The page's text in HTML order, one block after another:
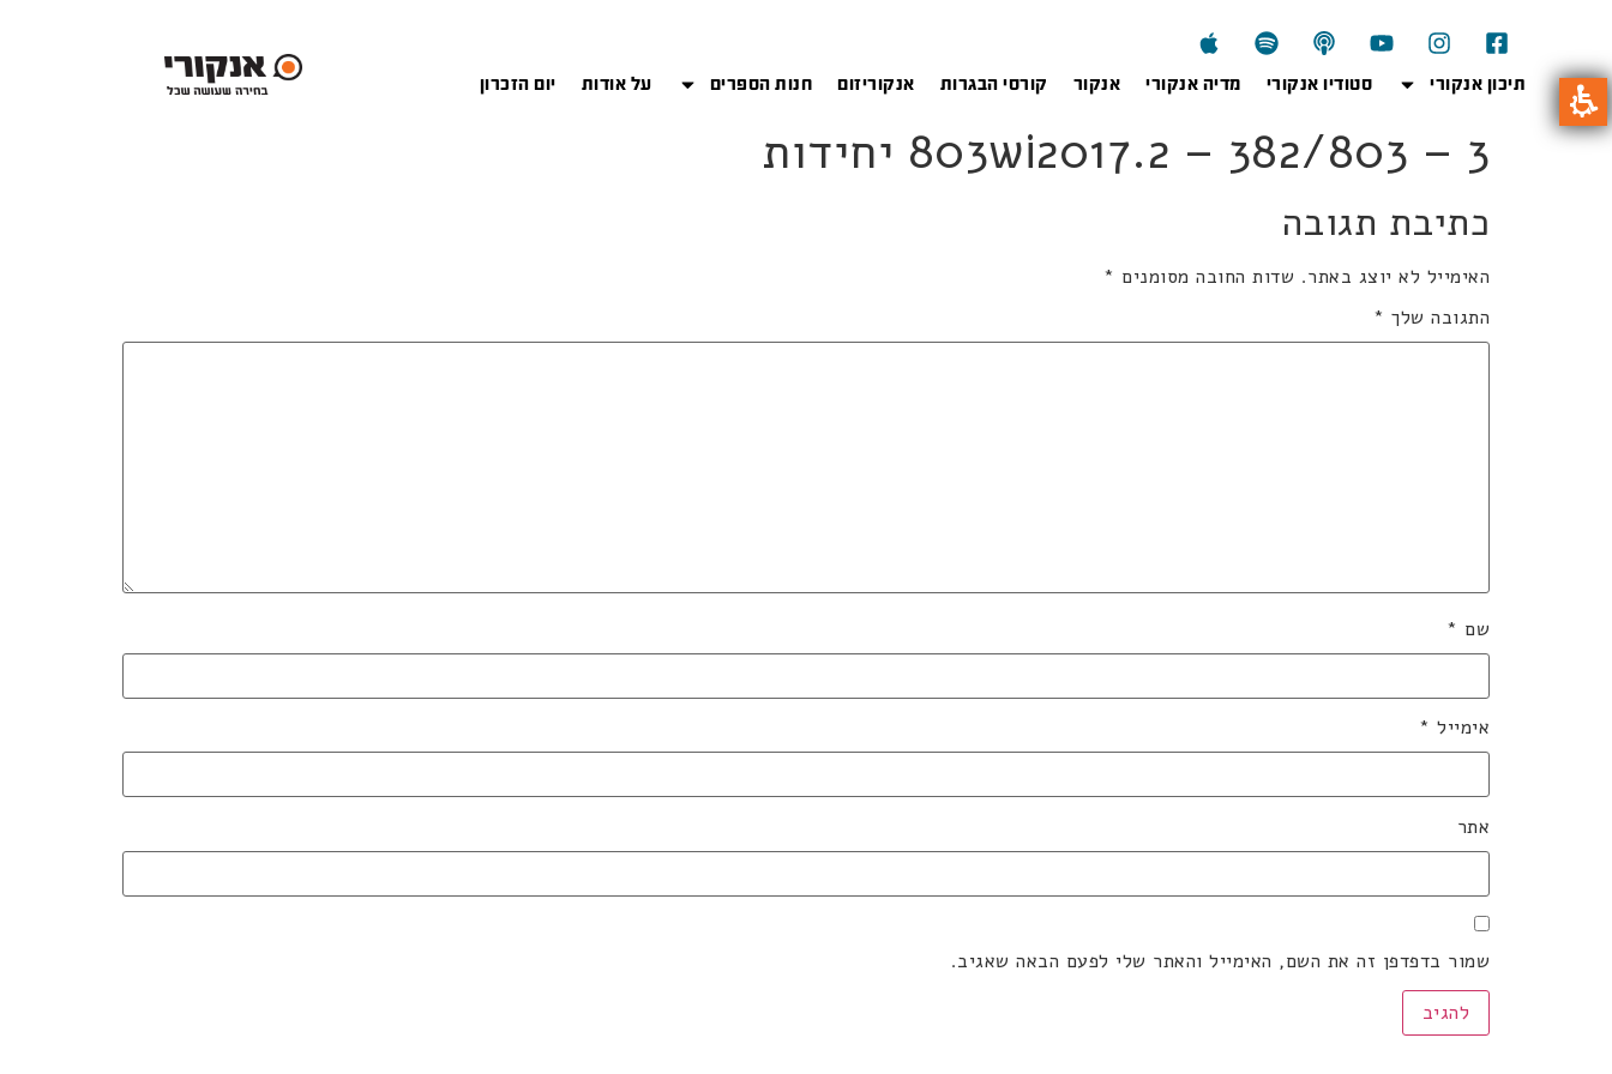
תיכון אנקורי סטודיו אנקורי מדיה אנקורי אנקור קורסי הבגרות אנקוריזום חנות הספרים על אודות יום הזכרון
803wi2017.2 – 382/803 – 3 יחידות
כתיבת תגובה
האימייל לא יוצג באתר. שדות החובה מסומנים *
התגובה שלך *
שם *
אימייל *
אתר
שמור בדפדפן זה את השם, האימייל והאתר שלי לפעם הבאה שאגיב.